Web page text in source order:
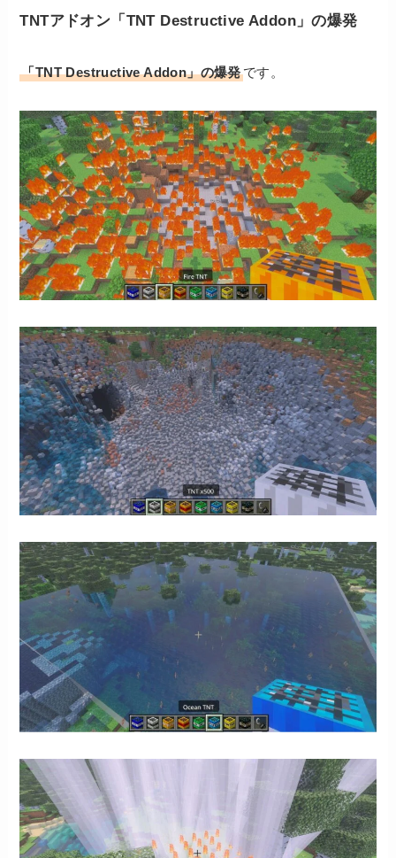
TNTアドオン「TNT Destructive Addon」の爆発
「TNT Destructive Addon」の爆発です。